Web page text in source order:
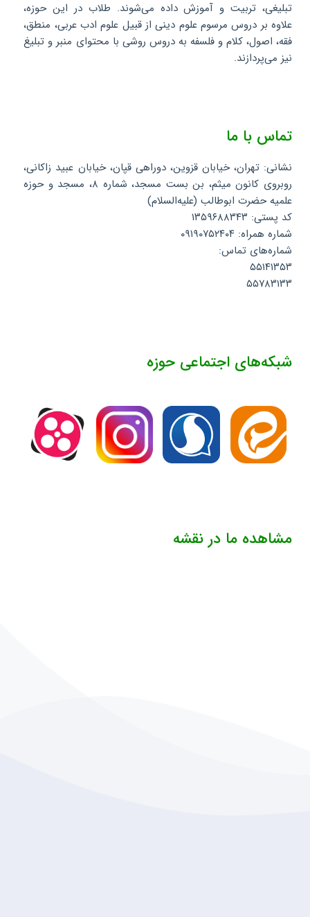
تبلیغی، تربیت و آموزش داده می‌شوند. طلاب در این حوزه،
علاوه بر دروس مرسوم علوم دینی از قبیل علوم ادب عربی، منطق،
فقه، اصول، کلام و فلسفه به دروس روشی با محتوای منبر و تبلیغ
نیز می‌پردازند.
تماس با ما
نشانی: تهران، خیابان قزوین، دوراهی قپان، خیابان عبید زاکانی،
روبروی کانون میثم، بن بست مسجد، شماره ۸، مسجد و حوزه
علمیه حضرت ابوطالب (علیه‌السلام)
کد پستی: ۱۳۵۹۶۸۸۳۴۳
شماره همراه: ۰۹۱۹۰۷۵۲۴۰۴
شماره‌های تماس:
۵۵۱۴۱۳۵۳
۵۵۷۸۳۱۳۳
شبکه‌های اجتماعی حوزه
مشاهده ما در نقشه